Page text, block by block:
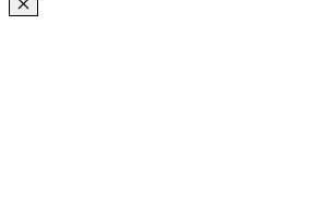
Schließen